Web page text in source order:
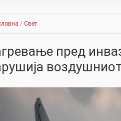
/ Свет
пред